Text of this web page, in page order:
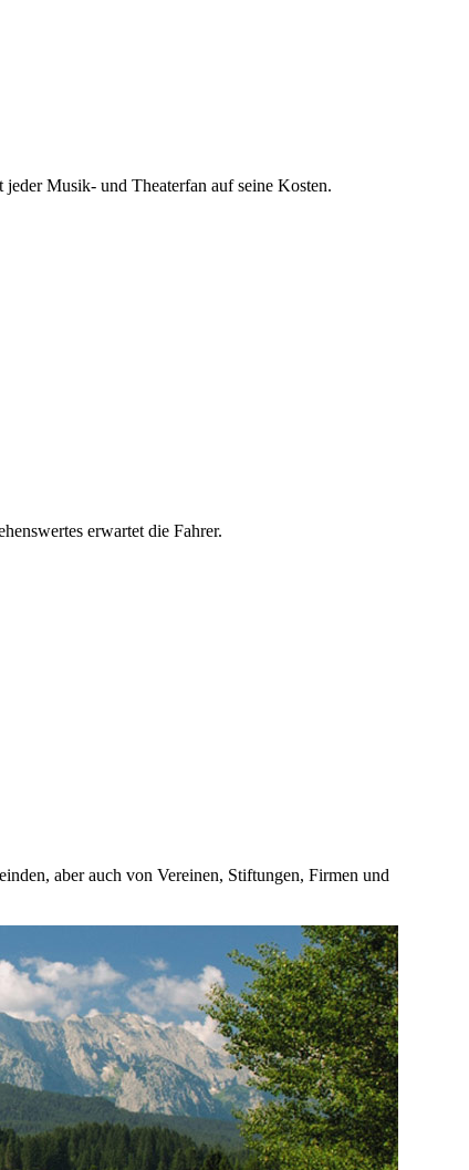
Musik- und Theaterfan auf seine Kosten.
erwartet die Fahrer.
aber auch von Vereinen, Stiftungen, Firmen und